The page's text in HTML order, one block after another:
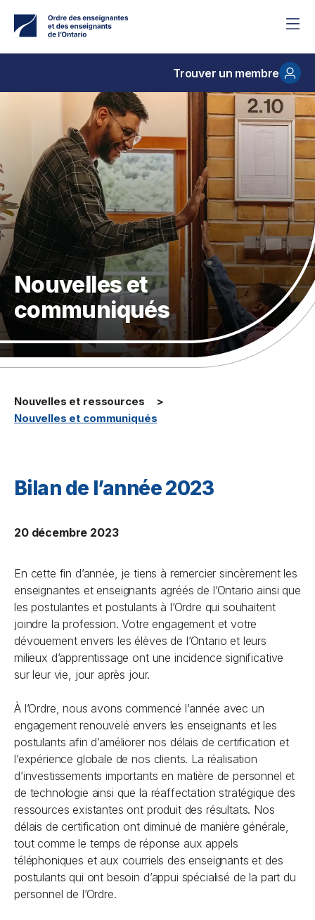
contenu
Trouver un membre
Nouvelles et
communiqués
Nouvelles et ressources
Nouvelles et communiqués
Bilan de l’année 2023
20 décembre 2023
En cette fin d’année, je tiens à remercier sincèrement les
enseignantes et enseignants agréés de l’Ontario ainsi que
les postulantes et postulants à l’Ordre qui souhaitent
joindre la profession. Votre engagement et votre
dévouement envers les élèves de l’Ontario et leurs
milieux d’apprentissage ont une incidence significative
sur leur vie, jour après jour.
À l’Ordre, nous avons commencé l’année avec un
engagement renouvelé envers les enseignants et les
postulants afin d’améliorer nos délais de certification et
l’expérience globale de nos clients. La réalisation
d’investissements importants en matière de personnel et
de technologie ainsi que la réaffectation stratégique des
ressources existantes ont produit des résultats. Nos
délais de certification ont diminué de manière générale,
tout comme le temps de réponse aux appels
téléphoniques et aux courriels des enseignants et des
postulants qui ont besoin d’appui spécialisé de la part du
personnel de l’Ordre.